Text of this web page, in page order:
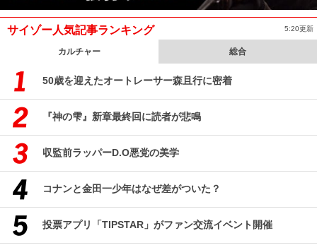
サイゾー人気記事ランキング 5:20更新
カルチャー 総合
50歳を迎えたオートレーサー森且行に密着
『神の雫』新章最終回に読者が悲鳴
収監前ラッパーD.O悪党の美学
コナンと金田一少年はなぜ差がついた？
投票アプリ「TIPSTAR」がファン交流イベント開催